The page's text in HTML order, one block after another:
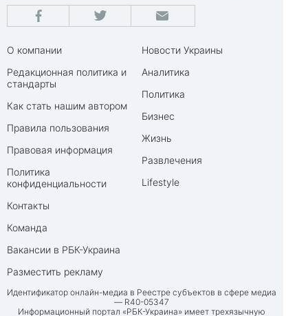
О компании
Редакционная политика и
стандарты
Как стать нашим автором
Правила пользования
Правовая информация
Политика
конфиденциальности
Контакты
Команда
Вакансии в РБК-Украина
Разместить рекламу
Новости Украины
Аналитика
Политика
Бизнес
Жизнь
Развлечения
Lifestyle
Идентификатор онлайн-медиа в Реестре субъектов в сфере медиа
— R40-05347
Информационный портал «РБК-Украина» имеет трехязычную